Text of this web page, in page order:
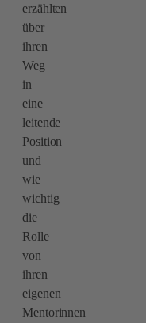
erzählten
über
ihren
Weg
in
eine
leitende
Position
und
wie
wichtig
die
Rolle
von
ihren
eigenen
Mentorinnen